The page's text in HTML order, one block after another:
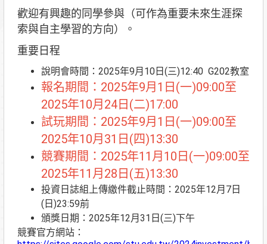
歡迎有興趣的同學參與（可作為重要未來生涯探
索與自主學習的方向）。
重要日程
說明會時間：2025年9月10日(三)12:40 G202教室
報名期間：2025年9月1日(一)09:00至
2025年10月24日(二)17:00
試玩期間：2025年9月1日(一)09:00至
2025年10月31日(四)13:30
競賽期間：2025年11月10日(一)09:00至
2025年11月28日(五)13:30
投資日誌組上傳繳件截止時間：2025年12月7日
(日)23:59前
頒獎日期：2025年12月31日(三)下午
競賽官方網站：